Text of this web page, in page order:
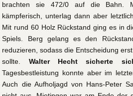
brachten sie 472/0 auf die Bahn.
kämpferisch, unterlag dann aber
Mit rund 60 Holz Rückstand ging es in
Spiels. Berg gelang es den
reduzieren, sodass die Entscheidung
sollte. Walter Hecht sicherte
Tagesbestleistung konnte aber im
Auch die Aufholjagd von Hans-Peter